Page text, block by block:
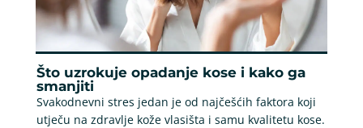
Što uzrokuje opadanje kose i kako ga
smanjiti
Svakodnevni stres jedan je od najčešćih faktora koji
utječu na zdravlje kože vlasišta i samu kvalitetu kose.